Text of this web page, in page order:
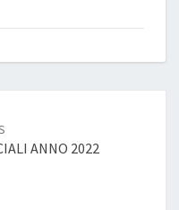
ANNO 2022